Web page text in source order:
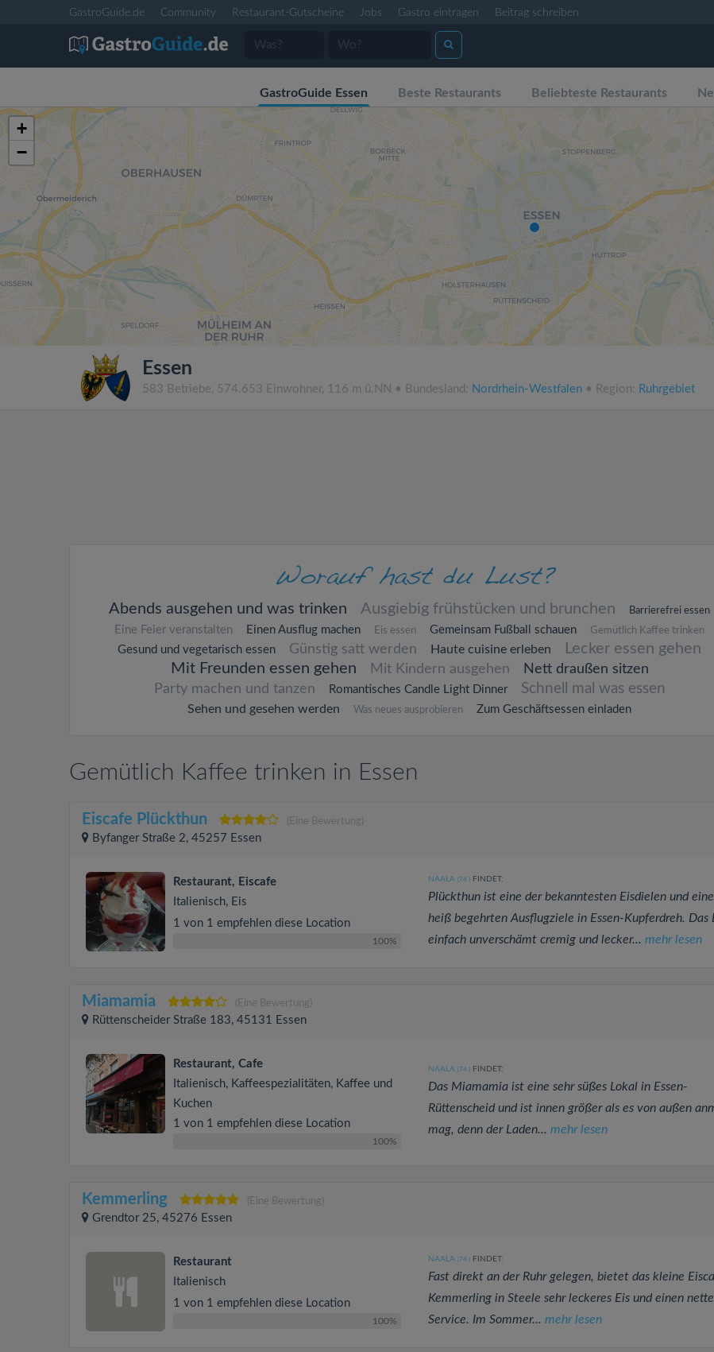
GastroGuide.de Community Restaurant-Gutscheine Jobs Gastro eintragen Beitrag schreiben
GastroGuide Essen Beste Restaurants Beliebteste Restaurants
+
−
Essen
583 Betriebe, 574.653 Einwohner, 116 m ü.NN • Bundesland: Nordrhein-Westfalen • Region: Ruhrgebiet
Abends ausgehen und was trinken Ausgiebig frühstücken und brunchen Barrierefrei essen
Eine Feier veranstalten Einen Ausflug machen Eis essen Gemeinsam Fußball schauen Gemütlich Kaffee trinken
Gesund und vegetarisch essen Günstig satt werden Haute cuisine erleben
Lecker essen gehen
Mit Freunden essen gehen
Mit Kindern ausgehen
Nett draußen sitzen
Party machen und tanzen
Romantisches Candle Light Dinner Schnell mal was essen
Sehen und gesehen werden Was neues ausprobieren Zum Geschäftsessen einladen
Gemütlich Kaffee trinken in Essen
Eiscafe Plückthun (Eine Bewertung)
Byfanger Straße 2, 45257 Essen
Restaurant, Eiscafe
Italienisch, Eis
1 von 1 empfehlen diese Location
100%
NAALA (74 )FINDET:
Plückthun ist eine der bekanntesten Eisdielen und
heiß begehrten Ausflugziele in Essen-Kupferdreh. Das
einfach unverschämt cremig und lecker... mehr lesen
Miamamia (Eine Bewertung)
Rüttenscheider Straße 183, 45131 Essen
Restaurant, Cafe
Italienisch, Kaffeespezialitäten, Kaffee und
Kuchen
1 von 1 empfehlen diese Location
100%
NAALA (74 )FINDET:
Das Miamamia ist eine sehr süßes Lokal in Essen-
Rüttenscheid und ist innen größer als es von außen
mag, denn der Laden... mehr lesen
Kemmerling (Eine Bewertung)
Grendtor 25, 45276 Essen
Restaurant
Italienisch
1 von 1 empfehlen diese Location
100%
NAALA (74 )FINDET:
Fast direkt an der Ruhr gelegen, bietet das kleine
Kemmerling in Steele sehr leckeres Eis und einen
Service. Im Sommer... mehr lesen